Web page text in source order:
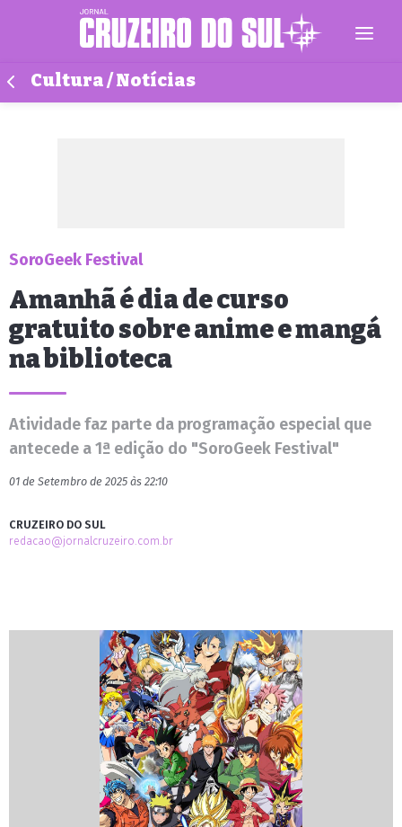
Cultura / Notícias
SoroGeek Festival
Amanhã é dia de curso
gratuito sobre anime e mangá
na biblioteca
Atividade faz parte da programação especial que
antecede a 1ª edição do "SoroGeek Festival"
01 de Setembro de 2025 às 22:10
CRUZEIRO DO SUL
redacao@jornalcruzeiro.com.br